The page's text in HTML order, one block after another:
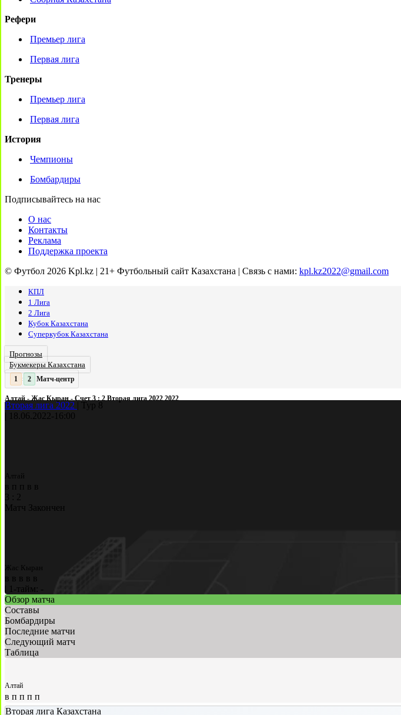
Рефери
Премьер лига
Первая лига
Тренеры
Премьер лига
Первая лига
История
Чемпионы
Бомбардиры
Подписывайтесь на нас
О нас
Контакты
Реклама
Поддержка проекта
© Футбол 2026 Kpl.kz | 21+ Футбольный сайт Казахстана | Связь с нами: kpl.kz2022@gmail.com
КПЛ
1 Лига
2 Лига
Кубок Казахстана
Суперкубок Казахстана
Прогнозы
Букмекеры Казахстана
2 : 2 Матч-центр
Алтай - Жас Кыран - Счет 3 : 2 Вторая лига 2022 2022
Вторая лига 2022
Тур 8
18.06.2022- 16:00
Алтай
в п п в в
3
2
Матч Закончен
Жас Кыран
в в в в в
1-тайм: -
Обзор матча
Составы
Бомбардиры
Последние матчи
Следующий матч
Таблица
Алтай
в п п п п
Вторая лига Казахстана